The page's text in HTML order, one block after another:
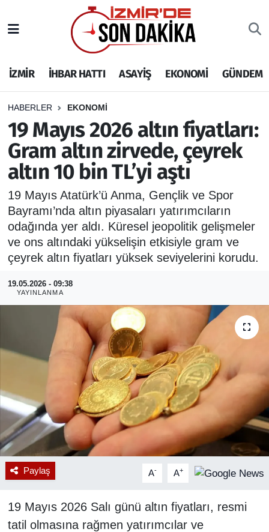
İZMİR İHBAR HATTI ASAYİŞ EKONOMİ GÜNDEM
HABERLER EKONOMİ
19 Mayıs 2026 altın fiyatları:
Gram altın zirvede, çeyrek
altın 10 bin TL’yi aştı
19 Mayıs Atatürk’ü Anma, Gençlik ve Spor
Bayramı’nda altın piyasaları yatırımcıların
odağında yer aldı. Küresel jeopolitik gelişmeler
ve ons altındaki yükselişin etkisiyle gram ve
çeyrek altın fiyatları yüksek seviyelerini korudu.
19.05.2026 - 09:38
YAYINLANMA
Paylaş A- A+
19 Mayıs 2026 Salı günü altın fiyatları, resmi
tatil olmasına rağmen yatırımcılar ve
İHBAR HATTI
DEPREM
GENEL
EKONOMİ
SİYASET
SPOR
ASAYİŞ
RESMİ REKLAM
İzmir Nöbetçi Eczaneler
İzmir Hava Durumu
İzmir Namaz Vakitleri
İzmir Trafik Yoğunluk Haritası
Puan Durumu ve Fikstür
Tüm Manşetler
Son Dakika Haberleri
Haber Arşivi